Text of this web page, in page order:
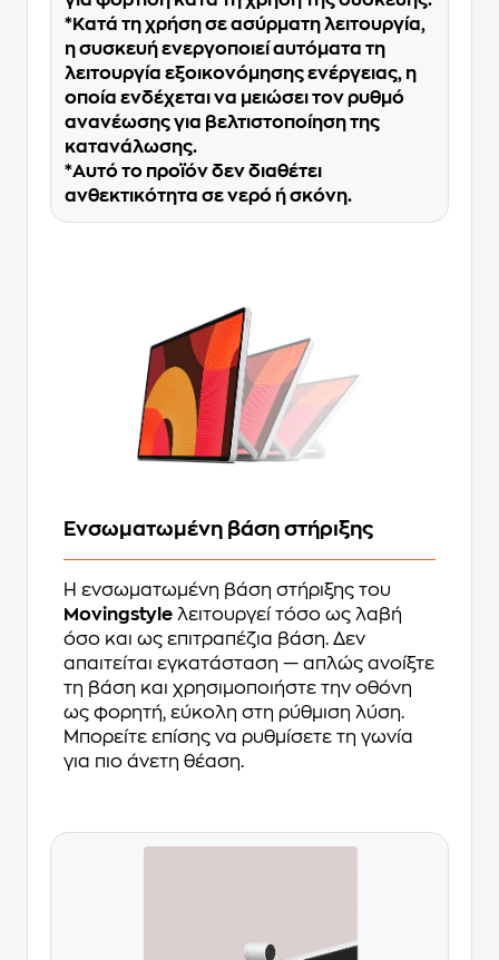
*Κατά τη χρήση σε ασύρματη λειτουργία,
η συσκευή ενεργοποιεί αυτόματα τη
λειτουργία εξοικονόμησης ενέργειας, η
οποία ενδέχεται να μειώσει τον ρυθμό
ανανέωσης για βελτιστοποίηση της
κατανάλωσης.
*Αυτό το προϊόν δεν διαθέτει
ανθεκτικότητα σε νερό ή σκόνη.
Ενσωματωμένη βάση στήριξης
Η ενσωματωμένη βάση στήριξης του
Movingstyle λειτουργεί τόσο ως λαβή
όσο και ως επιτραπέζια βάση. Δεν
απαιτείται εγκατάσταση — απλώς ανοίξτε
τη βάση και χρησιμοποιήστε την οθόνη
ως φορητή, εύκολη στη ρύθμιση λύση.
Μπορείτε επίσης να ρυθμίσετε τη γωνία
για πιο άνετη θέαση.